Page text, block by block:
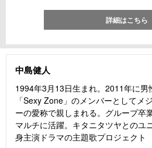
詳細はこちら
中島健人
1994年3月13日生まれ。2011年に男
「Sexy Zone」のメンバーとしてメ
ーの愛称で親しまれる。グループ卒
マルチに活躍。キタニタツヤとのユ
身主演ドラマの主題歌プロジェクト